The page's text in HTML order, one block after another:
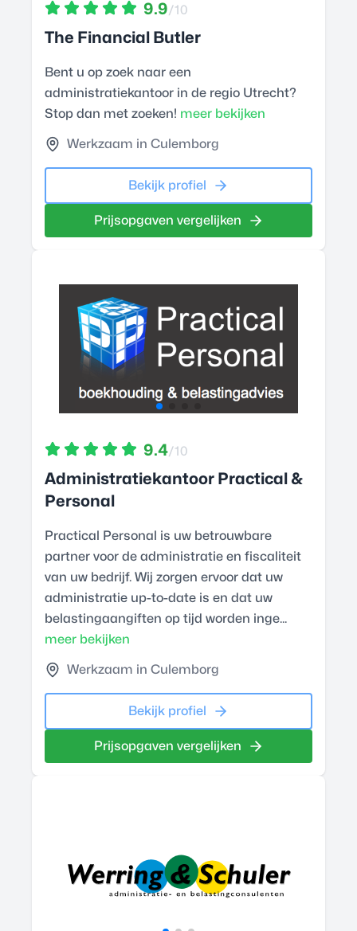
9.9/10
The Financial Butler
Bent u op zoek naar een
administratiekantoor in de regio Utrecht?
Stop dan met zoeken! meer bekijken
Werkzaam in Culemborg
Bekijk profiel
Prijsopgaven vergelijken
9.4/10
Administratiekantoor Practical &
Personal
Practical Personal is uw betrouwbare
partner voor de administratie en fiscaliteit
van uw bedrijf. Wij zorgen ervoor dat uw
administratie up-to-date is en dat uw
belastingaangiften op tijd worden inge...
meer bekijken
Werkzaam in Culemborg
Bekijk profiel
Prijsopgaven vergelijken